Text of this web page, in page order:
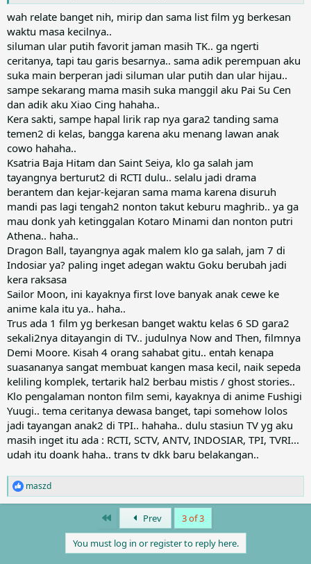
wah relate banget nih, mirip dan sama list film yg berkesan
waktu masa kecilnya..
siluman ular putih favorit jaman masih TK.. ga ngerti
ceritanya, tapi tau garis besarnya.. sama adik perempuan aku
suka main berperan jadi siluman ular putih dan ular hijau..
sampe sekarang mama masih suka manggil aku Pai Su Cen
dan adik aku Xiao Cing hahaha..
Kera sakti, sampe hapal lirik rap nya gara2 tanding sama
temen2 di kelas, bangga karena aku menang lawan anak
cowo hahaha..
Ksatria Baja Hitam dan Saint Seiya, klo ga salah jam
tayangnya berturut2 di RCTI dulu.. selalu jadi drama
berantem dan kejar-kejaran sama mama karena disuruh
mandi pas lagi tengah2 nonton takut keburu maghrib.. ya ga
mau donk yah ketinggalan Kotaro Minami dan nonton putri
Athena.. haha..
Dragon Ball, tayangnya agak malem klo ga salah, jam 7 di
Indosiar ya? paling inget adegan waktu Goku berubah jadi
kera raksasa
Sailor Moon, ini kayaknya first love banyak anak cewe ke
anime kala itu ya.. haha..
Trus ada 1 film yg berkesan banget waktu kelas 6 SD gara2
sekali2nya ditayangin di TV.. judulnya Now and Then, filmnya
Demi Moore. Kisah 4 orang sahabat gitu.. entah kenapa
suasananya sangat membuat kangen masa kecil, naik sepeda
keliling komplek, tertarik hal2 berbau mistis / ghost stories..
Klo pengalaman nonton film semi, kayaknya di anime Fushigi
Yuugi.. tema ceritanya dewasa banget, tapi somehow lolos
jadi tayangan anak2 di TPI.. hahaha.. dulu stasiun TV yg aku
masih inget itu ada : RCTI, SCTV, ANTV, INDOSIAR, TPI, TVRI...
udah itu doank haha.. trans tv dkk baru belakangan..
R
e
maszd
Prev
3 of 3
You must log in or register to reply here.